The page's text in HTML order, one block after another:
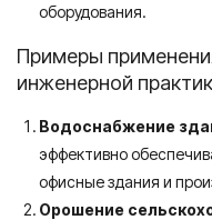
оборудования.
Примеры
инженерной
Водоснабжение
эффективно
офисные здания и
Орошение